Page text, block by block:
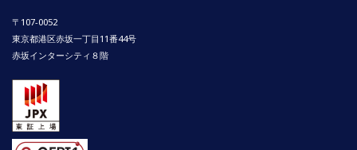
〒107-0052
東京都港区赤坂一丁目11番44号
赤坂インターシティ８階